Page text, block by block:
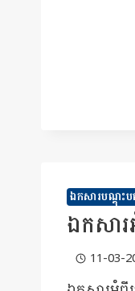
ឯកសារបណ្តុះ
ឯកសា
11-03-